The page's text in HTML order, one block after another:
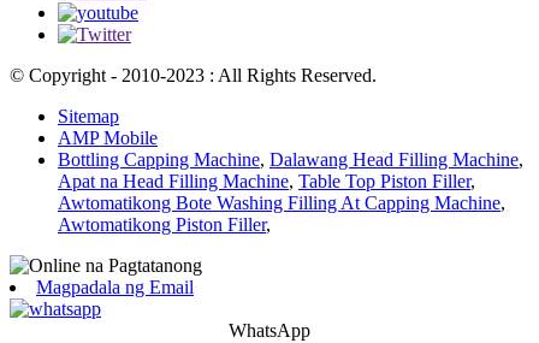
© Copyright - 2010-2023 : All Rights Reserved.
Sitemap
AMP Mobile
Bottling Capping Machine, Dalawang Head Filling Machine,
Apat na Head Filling Machine, Table Top Piston Filler,
Awtomatikong Bote Washing Filling At Capping Machine,
Awtomatikong Piston Filler,
Magpadala ng Email
WhatsApp